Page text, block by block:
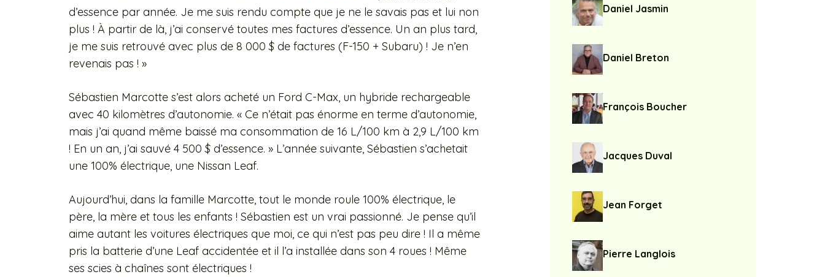
d’essence par année. Je me suis rendu compte que je ne le savais pas et lui non
plus ! À partir de là, j’ai conservé toutes mes factures d’essence. Un an plus tard,
je me suis retrouvé avec plus de 8 000 $ de factures (F-150 + Subaru) ! Je n’en
revenais pas ! »
Sébastien Marcotte s’est alors acheté un Ford C-Max, un hybride rechargeable
avec 40 kilomètres d’autonomie. « Ce n’était pas énorme en terme d’autonomie,
mais j’ai quand même baissé ma consommation de 16 L/100 km à 2,9 L/100 km
! En un an, j’ai sauvé 4 500 $ d’essence. » L’année suivante, Sébastien s’achetait
une 100% électrique, une Nissan Leaf.
Aujourd’hui, dans la famille Marcotte, tout le monde roule 100% électrique, le
père, la mère et tous les enfants ! Sébastien est un vrai passionné. Je pense qu’il
aime autant les voitures électriques que moi, ce qui n’est pas peu dire ! Il a même
pris la batterie d’une Leaf accidentée et il l’a installée dans son 4 roues ! Même
ses scies à chaînes sont électriques !
Daniel Jasmin
Daniel Breton
François Boucher
Jacques Duval
Jean Forget
Pierre Langlois